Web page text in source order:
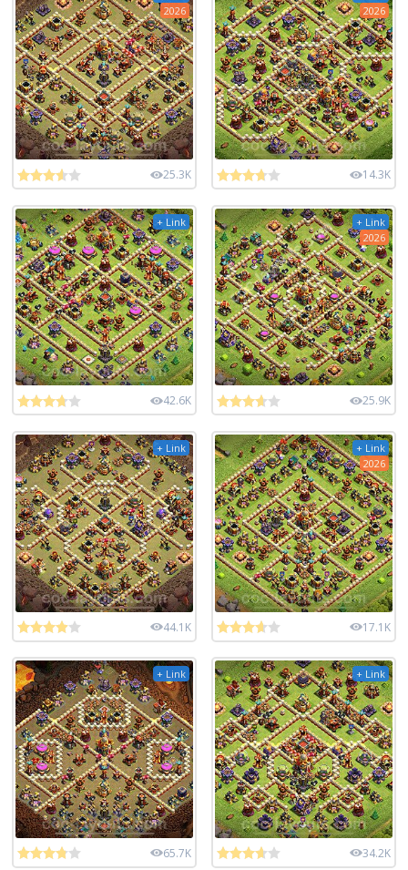
2026
25.3K
2026
14.3K
+ Link
42.6K
+ Link
2026
25.9K
+ Link
44.1K
+ Link
2026
17.1K
+ Link
65.7K
+ Link
34.2K